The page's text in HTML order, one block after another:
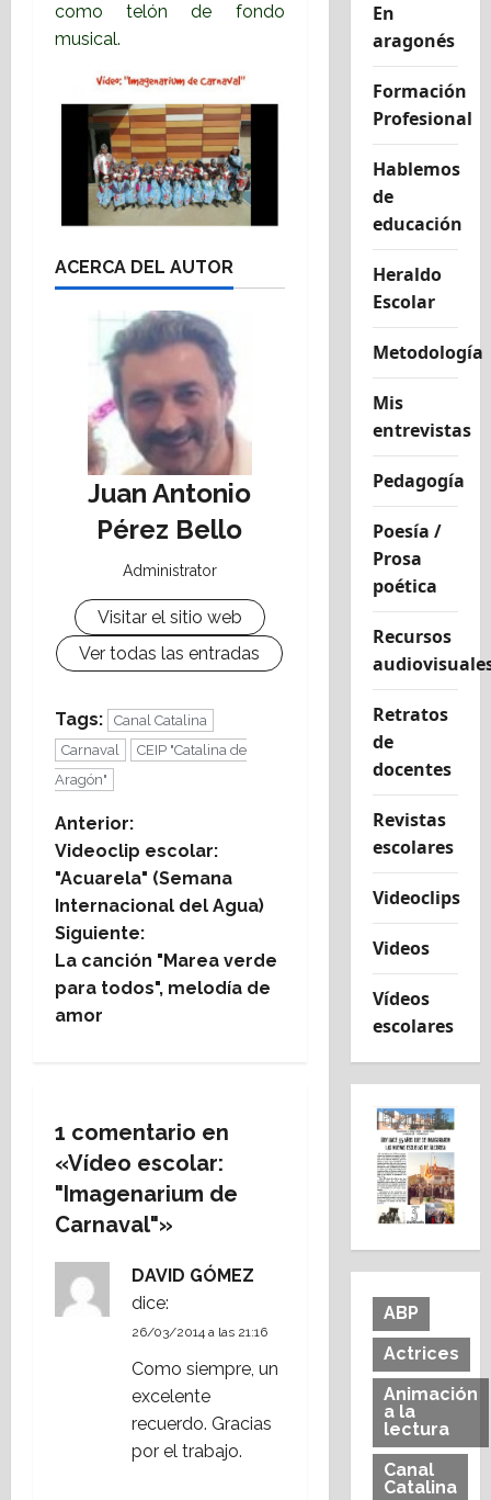
como telón de fondo
musical.
ACERCA DEL AUTOR
Juan Antonio
Pérez Bello
Administrator
Visitar el sitio web
Ver todas las entradas
Tags:
Canal Catalina
Carnaval
CEIP "Catalina de
Aragón"
N
a
v
e
g
i
ó
d
Anterior:
Videoclip escolar:
"Acuarela" (Semana
Internacional del Agua)
Siguiente:
La canción "Marea verde
para todos", melodía de
amor
1 comentario en
«Vídeo escolar:
"Imagenarium de
Carnaval"»
DAVID GÓMEZ
dice:
26/03/2014 a las 21:16
Como siempre, un
excelente
recuerdo. Gracias
por el trabajo.
En
aragonés
Formación
Profesional
Hablemos
de
educación
Heraldo
Escolar
Metodología
Mis
entrevistas
Pedagogía
Poesía /
Prosa
poética
Recursos
Retratos
de
docentes
Revistas
escolares
Videoclips
Videos
Vídeos
escolares
ABP
Actrices
Animación
a la
lectura
Canal
Catalina